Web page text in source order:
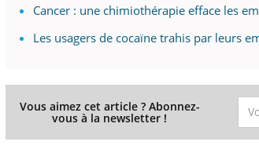
Cancer : une chimiothérapie efface les
Les usagers de cocaïne trahis par leurs
Vous aimez cet article ? Abonnez-
vous à la newsletter !